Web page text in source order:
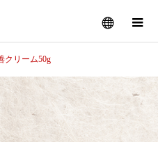
クリーム50g